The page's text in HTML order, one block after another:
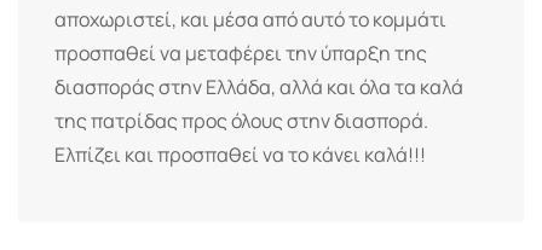
αποχωριστεί, και μέσα από αυτό το κομμάτι
προσπαθεί να μεταφέρει την ύπαρξη της
διασποράς στην Ελλάδα, αλλά και όλα τα καλά
της πατρίδας προς όλους στην διασπορά.
Ελπίζει και προσπαθεί να το κάνει καλά!!!